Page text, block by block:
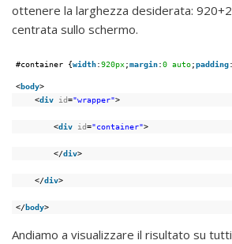
ottenere la larghezza desiderata:
centrata sullo schermo.
#container {width:920px;margin:0 auto;padding
<body>
<div id="wrapper">
<div id="container">
</div>
</div>
</body>
Andiamo a visualizzare il risultato su